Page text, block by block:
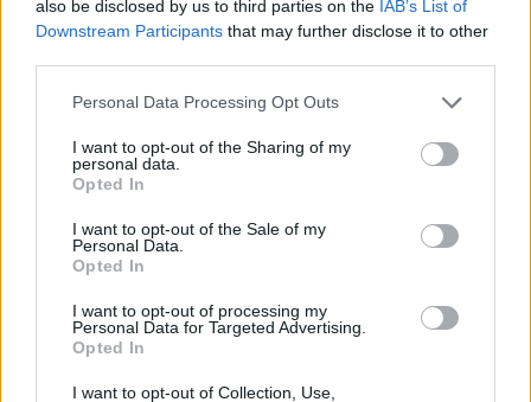
also be disclosed by us to third parties on the IAB’s List of
Downstream Participants that may further disclose it to other
Personal Data Processing Opt Outs
I want to opt-out of the Sharing of my
personal data.
Opted In
I want to opt-out of the Sale of my
Personal Data.
Opted In
I want to opt-out of processing my
Personal Data for Targeted Advertising.
Opted In
I want to opt-out of Collection, Use,
Δείτε Ακόμη
με μνημεία που διαμόρφωσαν την
ιστορία...
Το Andros Challenge & Festival
27 Φεβρουαρίου 2026